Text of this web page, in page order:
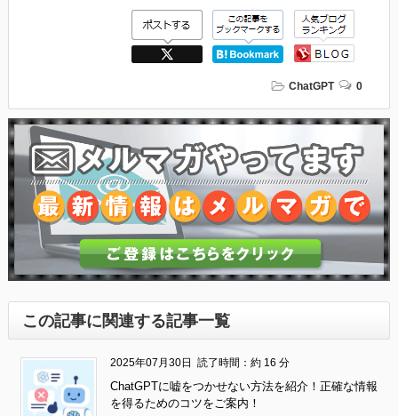
ChatGPT 0
この記事に関連する記事一覧
2025年07月30日読了時間：約 16 分
ChatGPTに嘘をつかせない方法を紹介！正確な情報
を得るためのコツをご案内！